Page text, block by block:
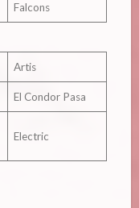
Falcons
Artis
El Condor Pasa
Electric